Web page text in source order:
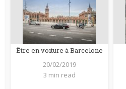
Être en voiture à Barcelone
20/02/2019
3 min read